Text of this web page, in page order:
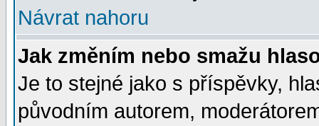
Návrat nahoru
Jak změním nebo smažu
Je to stejné jako s příspěvky,
původním autorem,